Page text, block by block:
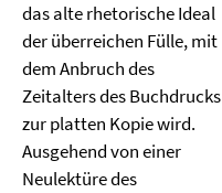
das alte rhetorische Ideal
der überreichen Fülle, mit
dem Anbruch des
Zeitalters des Buchdrucks
zur platten Kopie wird.
Ausgehend von einer
Neulektüre des